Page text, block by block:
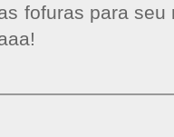
fofuras para